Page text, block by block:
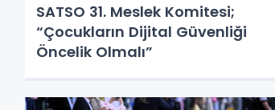
SATSO 31. Meslek Komitesi;
“Çocukların Dijital Güvenliği
Öncelik Olmalı”